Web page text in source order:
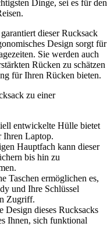
Dinge, sei es für den
dieser Rucksack
Design sorgt für
Sie werden auch
Rücken zu schätzen
für Ihren Rücken bieten.
zu einer
entwickelte Hülle bietet
Ihren Laptop.
Hauptfach kann dieser
bis hin zu
Taschen ermöglichen es,
und Ihre Schlüssel
Zugriff.
Design dieses Rucksacks
Ihnen, sich funktional